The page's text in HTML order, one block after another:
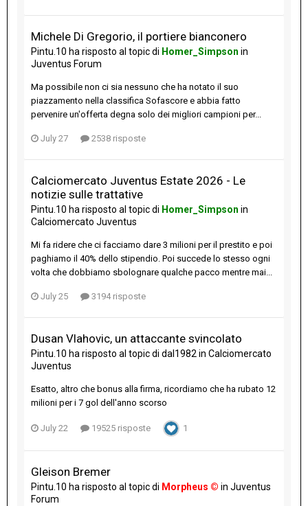
Michele Di Gregorio, il portiere bianconero
Pintu.10 ha risposto al topic di Homer_Simpson in
Juventus Forum
Ma possibile non ci sia nessuno che ha notato il suo
piazzamento nella classifica Sofascore e abbia fatto
pervenire un'offerta degna solo dei migliori campioni per...
July 27 2538 risposte
Calciomercato Juventus Estate 2026 - Le
notizie sulle trattative
Pintu.10 ha risposto al topic di Homer_Simpson in
Calciomercato Juventus
Mi fa ridere che ci facciamo dare 3 milioni per il prestito e poi
paghiamo il 40% dello stipendio. Poi succede lo stesso ogni
volta che dobbiamo sbolognare qualche pacco mentre mai...
July 25 3194 risposte
Dusan Vlahovic, un attaccante svincolato
Pintu.10 ha risposto al topic di dal1982 in Calciomercato
Juventus
Esatto, altro che bonus alla firma, ricordiamo che ha rubato 12
milioni per i 7 gol dell'anno scorso
July 22 19525 risposte 1
Gleison Bremer
Pintu.10 ha risposto al topic di Morpheus © in Juventus
Forum